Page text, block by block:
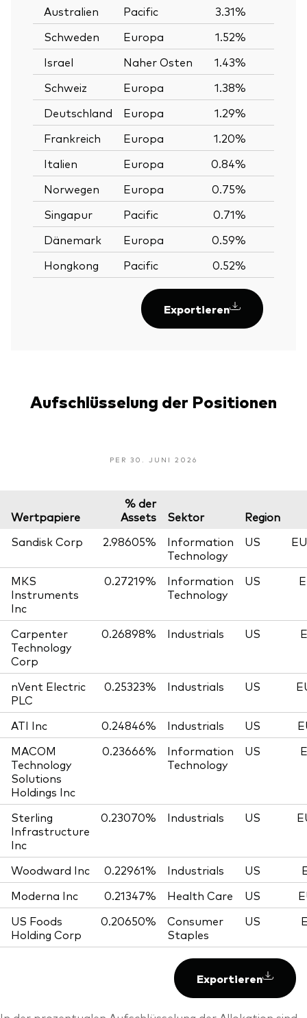
Australien Pacific 3.31%
Schweden
Europa 1.52%
Israel
Naher Osten 1.43%
Schweiz
Europa 1.38%
Deutschland
Europa 1.29%
Frankreich
Europa
1.20%
Italien
Europa 0.84%
Norwegen
Europa 0.75%
Singapur
Pacific 0.71%
Dänemark
Europa 0.59%
Hongkong
Pacific 0.52%
Exportieren
Aufschlüsselung der Positionen
PER 30. JUNI 2026
Wertpapiere
% der
Assets
Sektor
Region
Sandisk Corp
2.98605%
Information
Technology
US
MKS
Instruments
Inc
0.27219%
Information
Technology
US
Carpenter
Technology
Corp
0.26898% Industrials US
nVent Electric
PLC
0.25323% Industrials US
ATI Inc 0.24846% Industrials US
MACOM
Technology
Solutions
Holdings Inc
0.23666%
Information
Technology
US
Sterling
Infrastructure
Inc
0.23070% Industrials US
Woodward Inc 0.22961% Industrials US
Moderna Inc
0.21347% Health Care US
US Foods
Holding Corp
0.20650%
Consumer
Staples
US
Exportieren